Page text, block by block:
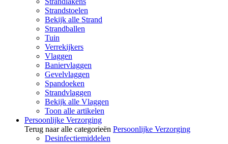
Strandstoelen
Bekijk alle Strand
Strandballen
Tuin
Verrekijkers
Vlaggen
Baniervlaggen
Gevelvlaggen
Spandoeken
Strandvlaggen
Bekijk alle Vlaggen
Toon alle artikelen
Persoonlijke Verzorging
Terug naar alle categorieën Persoonlijke Verzorging
Desinfectiemiddelen